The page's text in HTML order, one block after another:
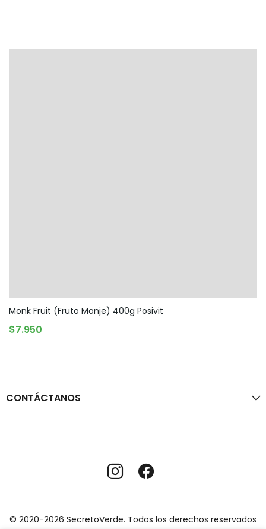
Monk Fruit (fruto Monje) 400g Posivit
$7.950
AGREGAR AL CARRITO
CONTÁCTANOS
© 2020-2026 SecretoVerde. Todos los derechos reservados